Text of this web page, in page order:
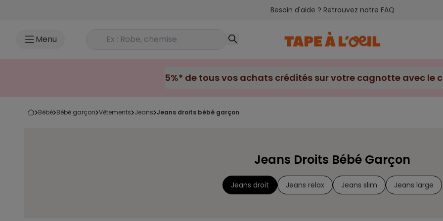
Besoin d'aide ? Retrouvez notre FAQ
Menu Rechercher un produit
bébé bébé garçon vêtements jeans jeans droits bébé garçon
Jeans Droits Bébé Garçon
Jeans droit Jeans relax Jeans slim Jeans large